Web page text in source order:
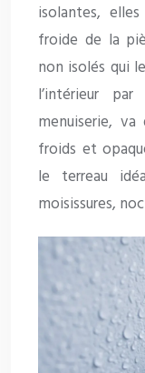
isolantes,
froide de la
non isolés qui
l’intérieur
menuiserie,
froids et
le terreau
moisissures,